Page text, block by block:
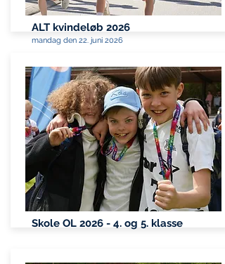
ALT kvindeløb 2026
mandag den 22. juni 2026
Skole OL 2026 - 4. og 5. klasse